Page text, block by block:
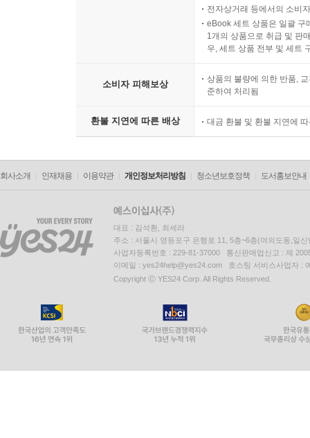
전자상거래 등에서의 소비
eBook 세트 상품은 일괄 구
1개의 상품으로 취급 및 판
우, 세트 상품 전부 및 세트
소비자 피해보상
상품의 불량에 의한 반품,
준하여 처리됨
환불 지연에 따른 배상 대금 환불 및 환불 지연에
회사소개 인재채용 이용약관 개인정보처리방침 청소년보호정책 도서홍보안내
대표 : 김석환, 최세라
주소 : 서울시 영등포구 은행로 11, 5층~6층(여의도동,일신
사업자등록번호 : 229-81-37000 통신판매업신고 : 제
이메일 : yes24help@yes24.com 호스팅 서비스사업자 :
Copyright ⓒ YES24 Corp. All Rights Reserved.